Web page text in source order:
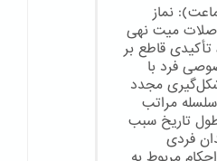
نماز
میت نهی
قاطع بر
فرد با
مجدد
مراتب
تاریخ سبب
فردی